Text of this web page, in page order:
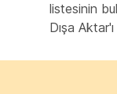
listesinin
Dışa Aktar'ı